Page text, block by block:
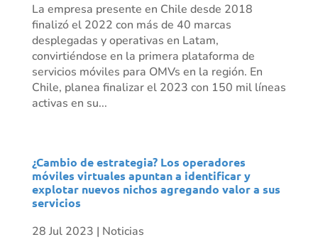
La empresa presente en Chile desde 2018
finalizó el 2022 con más de 40 marcas
desplegadas y operativas en Latam,
convirtiéndose en la primera plataforma de
servicios móviles para OMVs en la región. En
Chile, planea finalizar el 2023 con 150 mil líneas
activas en su...
¿Cambio de estrategia? Los operadores
móviles virtuales apuntan a identificar y
explotar nuevos nichos agregando valor a sus
servicios
28 Jul 2023 | Noticias